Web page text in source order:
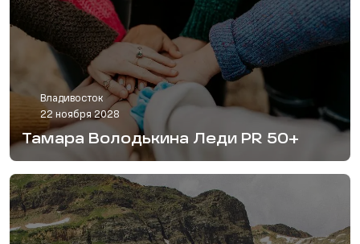
Владивосток
22 ноября 2028
Тамара Володькина Леди PR 50+